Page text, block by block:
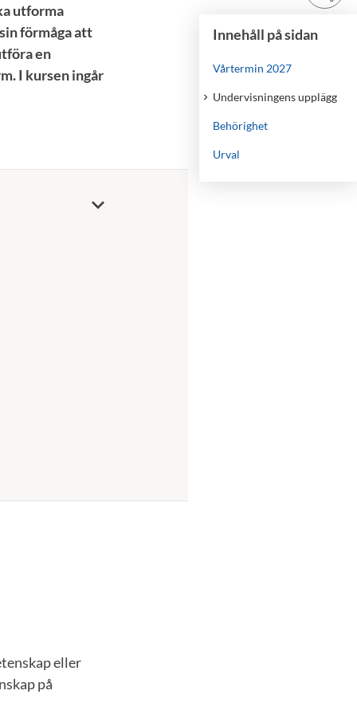
Innehåll på sidan
Vårtermin 2027
Undervisningens upplägg
Behörighet
Urval
utforma
förmåga att
en
I kursen ingår
eller
på